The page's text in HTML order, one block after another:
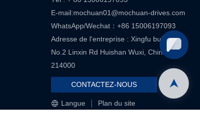
E-mail:mochuan01@mochuan-drives.com
WhatsApp/Wechat：+86 15006197093
Adresse de l'entreprise : Xingfu building
No.2 Linxin Rd Huishan Wuxi, Chine-
214000
CONTACTEZ-NOUS
Langue Plan du site